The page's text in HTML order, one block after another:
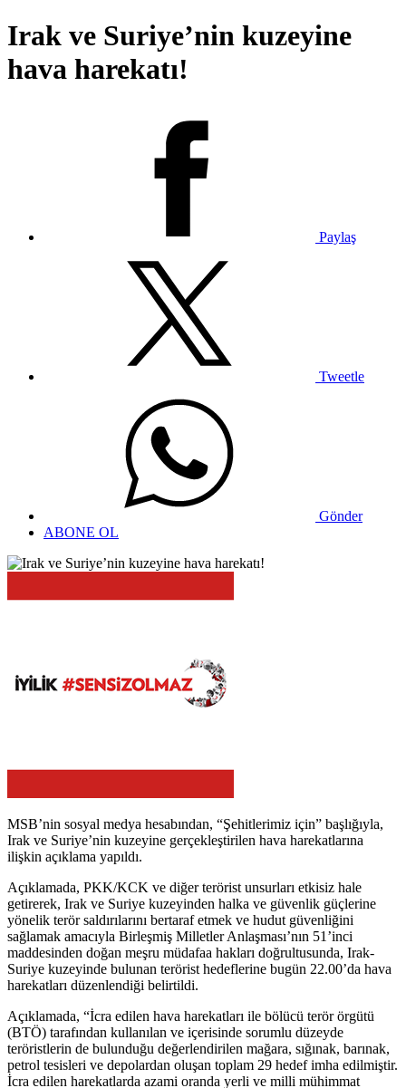
Irak ve Suriye’nin kuzeyine
hava harekatı!
Paylaş
Tweetle
Gönder
ABONE OL
MSB’nin sosyal medya hesabından, “Şehitlerimiz için” başlığıyla,
Irak ve Suriye’nin kuzeyine gerçekleştirilen hava harekatlarına
ilişkin açıklama yapıldı.
Açıklamada, PKK/KCK ve diğer terörist unsurları etkisiz hale
getirerek, Irak ve Suriye kuzeyinden halka ve güvenlik güçlerine
yönelik terör saldırılarını bertaraf etmek ve hudut güvenliğini
sağlamak amacıyla Birleşmiş Milletler Anlaşması’nın 51’inci
maddesinden doğan meşru müdafaa hakları doğrultusunda, Irak-
Suriye kuzeyinde bulunan terörist hedeflerine bugün 22.00’da hava
harekatları düzenlendiği belirtildi.
Açıklamada, “İcra edilen hava harekatları ile bölücü terör örgütü
(BTÖ) tarafından kullanılan ve içerisinde sorumlu düzeyde
teröristlerin de bulunduğu değerlendirilen mağara, sığınak, barınak,
petrol tesisleri ve depolardan oluşan toplam 29 hedef imha edilmiştir.
İcra edilen harekatlarda azami oranda yerli ve milli mühimmat